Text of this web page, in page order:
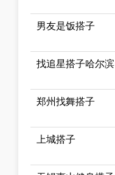
男友是饭搭子
找追星搭子哈尔滨
郑州找舞搭子
上城搭子